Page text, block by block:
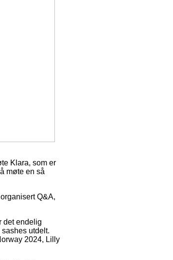
Klara, som er
møte en så
Q&A,
det endelig
utdelt.
2024, Lilly